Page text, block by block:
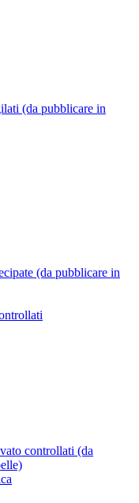
(da pubblicare in
(da pubblicare in
controllati (da